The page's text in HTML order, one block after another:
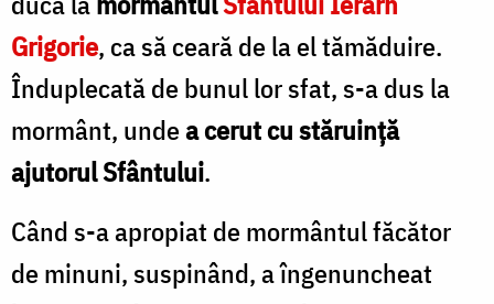
Grigorie, ca să ceară de la el tămăduire.
Înduplecată de bunul lor sfat, s-a dus la
mormânt, undea cerut cu stăruinţă
ajutorul Sfântului.
Când s-a apropiat demormântul făcător
de minuni, suspinând, a îngenuncheat